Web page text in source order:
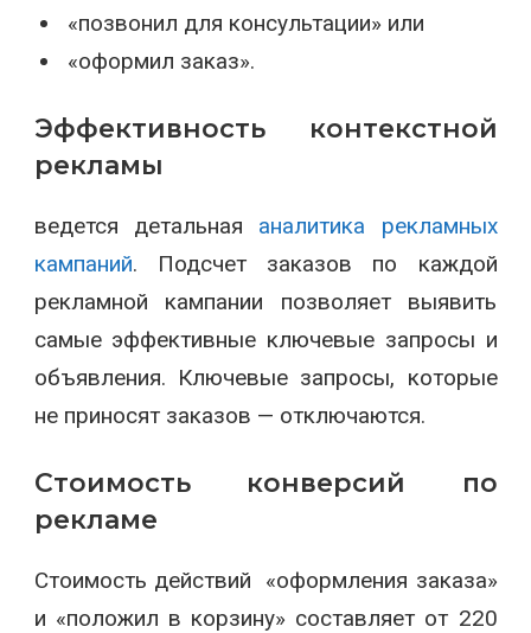
«позвонил для консультации» или
«оформил заказ».
Эффективность контекстной
рекламы
ведется детальная аналитика рекламных
кампаний. Подсчет заказов по каждой
рекламной кампании позволяет выявить
самые эффективные ключевые запросы и
объявления. Ключевые запросы, которые
не приносят заказов — отключаются.
Стоимость конверсий по
рекламе
Стоимость действий «оформления заказа»
и «положил в корзину» составляет от 220